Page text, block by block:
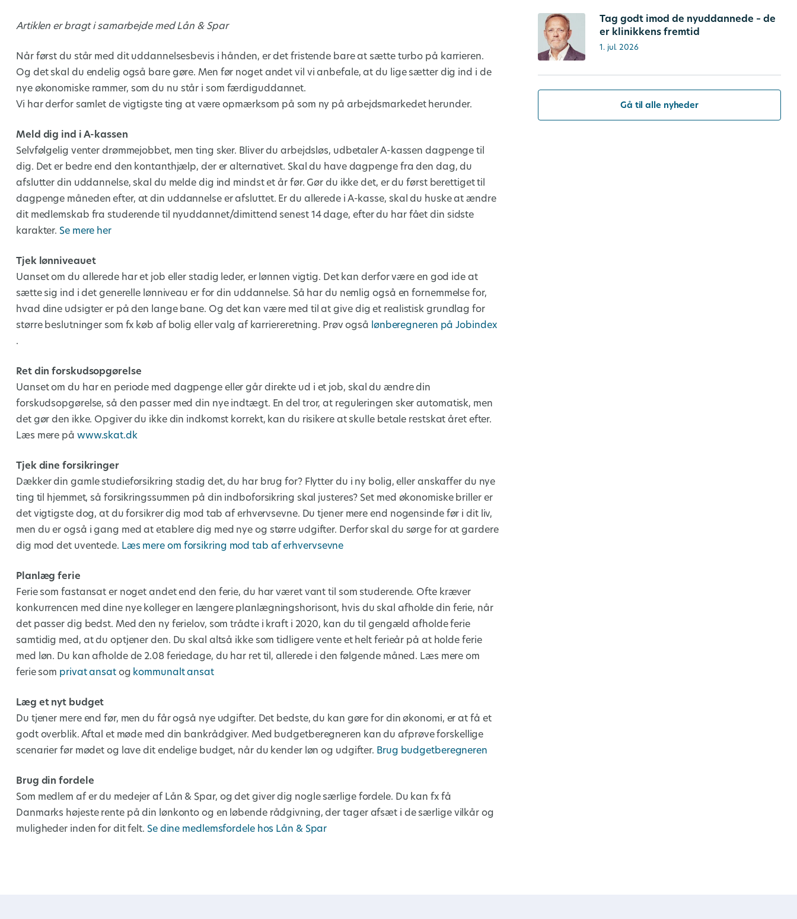
Artiklen er bragt i samarbejde med Lån & Spar
Når først du står med dit uddannelsesbevis i hånden, er det fristende bare at sætte turbo på karrieren.
Og det skal du endelig også bare gøre. Men før noget andet vil vi anbefale, at du lige sætter dig ind i de
nye økonomiske rammer, som du nu står i som færdiguddannet.
Vi har derfor samlet de vigtigste ting at være opmærksom på som ny på arbejdsmarkedet herunder.
Meld dig ind i A-kassen
Selvfølgelig venter drømmejobbet, men ting sker. Bliver du arbejdsløs, udbetaler A-kassen dagpenge til
dig. Det er bedre end den kontanthjælp, der er alternativet. Skal du have dagpenge fra den dag, du
afslutter din uddannelse, skal du melde dig ind mindst et år før. Gør du ikke det, er du først berettiget til
dagpenge måneden efter, at din uddannelse er afsluttet. Er du allerede i A-kasse, skal du huske at ændre
dit medlemskab fra studerende til nyuddannet/dimittend senest 14 dage, efter du har fået din sidste
karakter. Se mere her
Tjek lønniveauet
Uanset om du allerede har et job eller stadig leder, er lønnen vigtig. Det kan derfor være en god ide at
sætte sig ind i det generelle lønniveau er for din uddannelse. Så har du nemlig også en fornemmelse for,
hvad dine udsigter er på den lange bane. Og det kan være med til at give dig et realistisk grundlag for
større beslutninger som fx køb af bolig eller valg af karriereretning. Prøv også lønberegneren på Jobindex
.
Ret din forskudsopgørelse
Uanset om du har en periode med dagpenge eller går direkte ud i et job, skal du ændre din
forskudsopgørelse, så den passer med din nye indtægt. En del tror, at reguleringen sker automatisk, men
det gør den ikke. Opgiver du ikke din indkomst korrekt, kan du risikere at skulle betale restskat året efter.
Læs mere på www.skat.dk
Tjek dine forsikringer
Dækker din gamle studieforsikring stadig det, du har brug for? Flytter du i ny bolig, eller anskaffer du nye
ting til hjemmet, så forsikringssummen på din indboforsikring skal justeres? Set med økonomiske briller er
det vigtigste dog, at du forsikrer dig mod tab af erhvervsevne. Du tjener mere end nogensinde før i dit liv,
men du er også i gang med at etablere dig med nye og større udgifter. Derfor skal du sørge for at gardere
dig mod det uventede. Læs mere om forsikring mod tab af erhvervsevne
Planlæg ferie
Ferie som fastansat er noget andet end den ferie, du har været vant til som studerende. Ofte kræver
konkurrencen med dine nye kolleger en længere planlægningshorisont, hvis du skal afholde din ferie, når
det passer dig bedst. Med den ny ferielov, som trådte i kraft i 2020, kan du til gengæld afholde ferie
samtidig med, at du optjener den. Du skal altså ikke som tidligere vente et helt ferieår på at holde ferie
med løn. Du kan afholde de 2.08 feriedage, du har ret til, allerede i den følgende måned. Læs mere om
ferie som privat ansatog kommunalt ansat
Læg et nyt budget
Du tjener mere end før, men du får også nye udgifter. Det bedste, du kan gøre for din økonomi, er at få et
godt overblik. Aftal et møde med din bankrådgiver. Med budgetberegneren kan du afprøve forskellige
scenarier før mødet og lave dit endelige budget, når du kender løn og udgifter. Brug budgetberegneren
Brug din fordele
Som medlem af er du medejer af Lån & Spar, og det giver dig nogle særlige fordele. Du kan fx få
Danmarks højeste rente på din lønkonto og en løbende rådgivning, der tager afsæt i de særlige vilkår og
muligheder inden for dit felt. Se dine medlemsfordele hos Lån & Spar
Tag godt imod de nyuddannede – de
er klinikkens fremtid
1. jul. 2026
Gå til alle nyheder